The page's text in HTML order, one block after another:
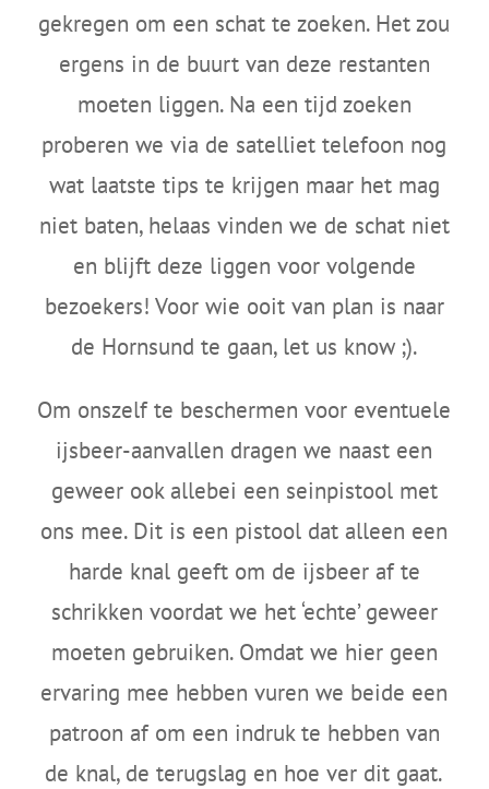
gekregen om een schat te zoeken. Het zou
ergens in de buurt van deze restanten
moeten liggen. Na een tijd zoeken
proberen we via de satelliet telefoon nog
wat laatste tips te krijgen maar het mag
niet baten, helaas vinden we de schat niet
en blijft deze liggen voor volgende
bezoekers! Voor wie ooit van plan is naar
de Hornsund te gaan, let us know ;).
Om onszelf te beschermen voor eventuele
ijsbeer-aanvallen dragen we naast een
geweer ook allebei een seinpistool met
ons mee. Dit is een pistool dat alleen een
harde knal geeft om de ijsbeer af te
schrikken voordat we het ‘echte’ geweer
moeten gebruiken. Omdat we hier geen
ervaring mee hebben vuren we beide een
patroon af om een indruk te hebben van
de knal, de terugslag en hoe ver dit gaat.